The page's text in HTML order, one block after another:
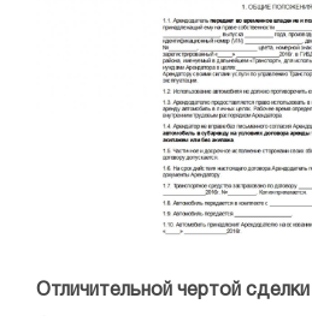
Отличительной чертой